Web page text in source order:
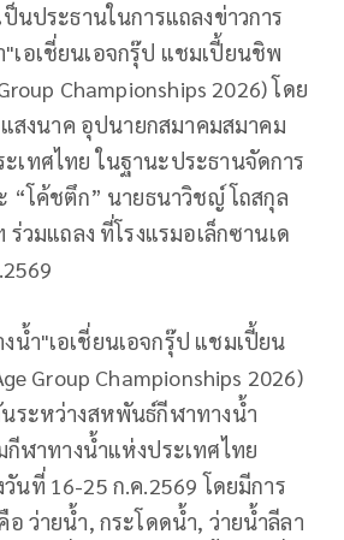
นประธานในการแถลงข่าวการ
เอเชี่ยนเอจกรุ๊ป แชมเปี้ยนชิพ
Championships 2026) โดย
สงนาค อุปนายกสมาคมสมาคม
เทศไทย ในฐานะประธานจัดการ
“โค้ชตึก” นายธนาวิชญ์ โถสกุล
ร่วมแถลง ที่โรงแรมอเล็กซานเด
น้ำ"เอเชี่ยนเอจกรุ๊ป แชมเปี้ยน
Group Championships 2026)
ระหว่างสหพันธ์กีฬาทางน้ำ
กีฬาทางน้ำแห่งประเทศไทย
นที่ 16-25 ก.ค.2569 โดยมีการ
ว่ายน้ำ, กระโดดน้ำ, ว่ายน้ำลีลา